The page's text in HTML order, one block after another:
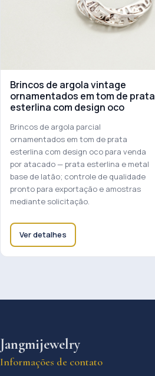
Brincos de argola vintage
ornamentados em tom de prata
esterlina com design oco
Brincos de argola parcial
ornamentados em tom de prata
esterlina com design oco para venda
por atacado — prata esterlina e metal
base de latão; controle de qualidade
pronto para exportação e amostras
mediante solicitação.
Ver detalhes
Jangmijewelry
Informações de contato